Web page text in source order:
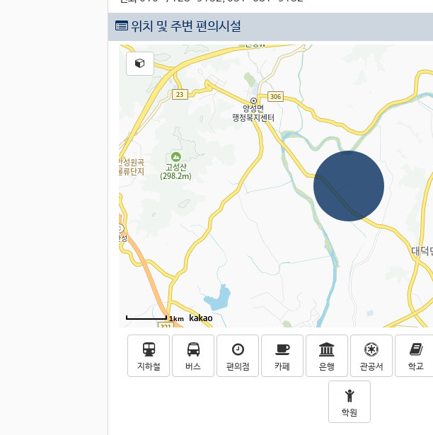
위치 및 주변 편의시설
1km
지하철 버스 편의점 카페 은행 관공서 학교
학원